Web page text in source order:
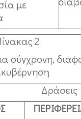
με
2
σύγχρονη,
Δράσεις